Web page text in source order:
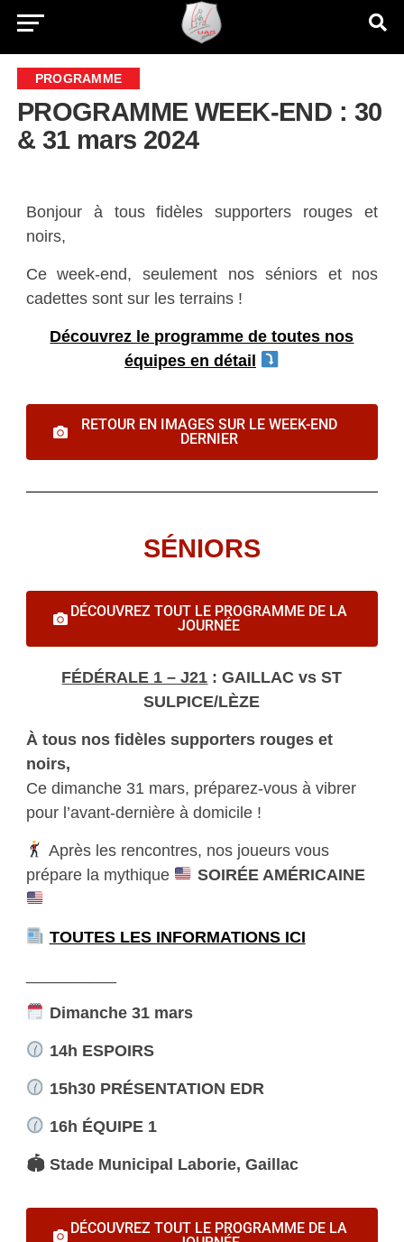
PROGRAMME
PROGRAMME WEEK-END : 30
& 31 mars 2024
Bonjour à tous fidèles supporters rouges et
noirs,
Ce week-end, seulement nos séniors et nos
cadettes sont sur les terrains !
Découvrez le programme de toutes nos
équipes en détail
RETOUR EN IMAGES SUR LE WEEK-END
DERNIER
SÉNIORS
DÉCOUVREZ TOUT LE PROGRAMME DE LA
JOURNÉE
FÉDÉRALE 1 – J21 : GAILLAC vs ST
SULPICE/LÈZE
À tous nos fidèles supporters rouges et
noirs,
Ce dimanche 31 mars, préparez-vous à vibrer
pour l’avant-dernière à domicile !
Après les rencontres, nos joueurs vous
prépare la mythique
SOIRÉE AMÉRICAINE
TOUTES LES INFORMATIONS ICI
Dimanche 31 mars
14h ESPOIRS
15h30 PRÉSENTATION EDR
16h ÉQUIPE 1
🏟 Stade Municipal Laborie, Gaillac
DÉCOUVREZ TOUT LE PROGRAMME DE LA